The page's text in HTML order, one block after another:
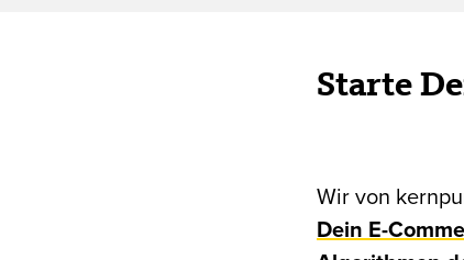
Starte
Wir von
Dein E-